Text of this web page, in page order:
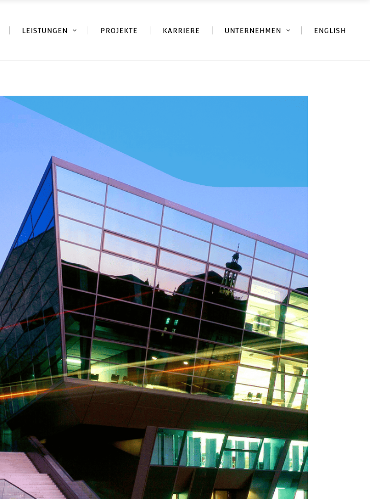
LEISTUNGEN PROJEKTE KARRIERE UNTERNEHMEN ENGLISH